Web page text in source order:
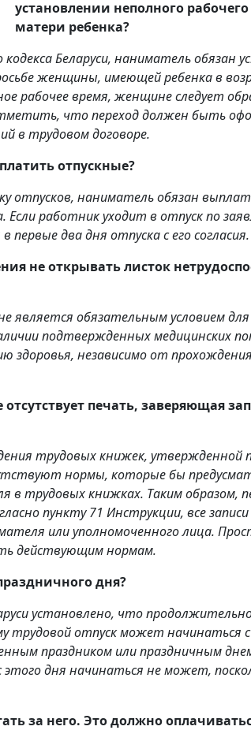
установлении неполного
матери ребенка?
Беларуси, наниматель обязан
женщины, имеющей ребенка в
рабочее время, женщине следует
что переход должен быть
в трудовом договоре.
отпускные?
отпусков, наниматель обязан
Если работник уходит в отпуск по
два дня отпуска с его согласия.
не открывать листок
является обязательным условием
подтвержденных медицинских
здоровья, независимо от прохождения
печать, заверяющая
трудовых книжек, утвержденной
нормы, которые бы
в трудовых книжках. Таким образом,
пункту 71 Инструкции, все
или уполномоченного лица.
действующим нормам.
дня?
установлено, что
трудовой отпуск может начинаться
праздником или праздничным
дня начинаться не может,
за него. Это должно